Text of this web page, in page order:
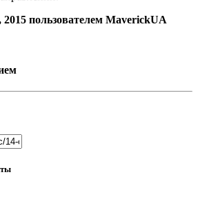
2015 пользователем MaverickUA